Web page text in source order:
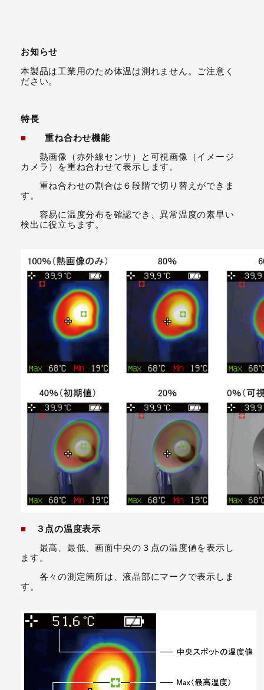
お知らせ
本製品は工業用のため体温は測れません。ご注意く
ださい。
特長
■ 重ね合わせ機能
熱画像（赤外線センサ）と可視画像（イメージ
カメラ）を重ね合わせて表示します。
重ね合わせの割合は６段階で切り替えができま
す。
容易に温度分布を確認でき、異常温度の素早い
検出に役立ちます。
■ ３点の温度表示
最高、最低、画面中央の３点の温度値を表示し
ます。
各々の測定箇所は、液晶部にマークで表示しま
す。